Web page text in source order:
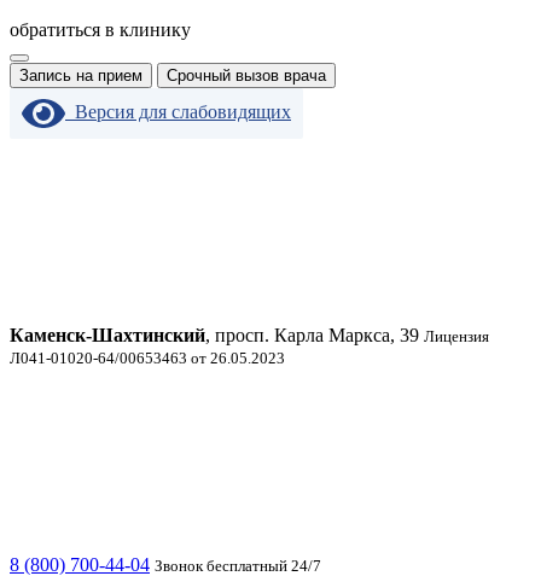
обратиться в клинику
Запись на прием Срочный вызов врача
Версия для слабовидящих
Каменск-Шахтинский, просп. Карла Маркса, 39 Лицензия
Л041-01020-64/00653463 от 26.05.2023
8 (800) 700-44-04 Звонок бесплатный 24/7